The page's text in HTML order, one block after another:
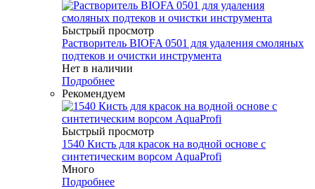
Быстрый просмотр
Растворитель BIOFA 0501 для удаления смоляных
подтеков и очистки инструмента
Нет в наличии
Подробнее
Рекомендуем
Быстрый просмотр
1540 Кисть для красок на водной основе с
синтетическим ворсом AquaProfi
Много
Подробнее